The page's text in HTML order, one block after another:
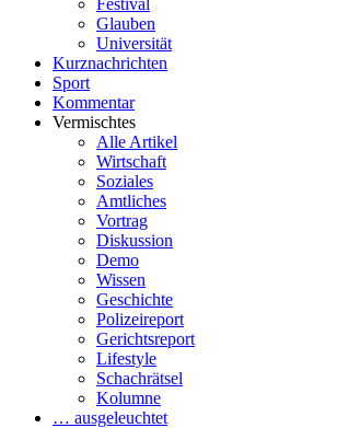
Festival
Glauben
Universität
Kurznachrichten
Sport
Kommentar
Vermischtes
Alle Artikel
Wirtschaft
Soziales
Amtliches
Vortrag
Diskussion
Demo
Wissen
Geschichte
Polizeireport
Gerichtsreport
Lifestyle
Schachrätsel
Kolumne
… ausgeleuchtet